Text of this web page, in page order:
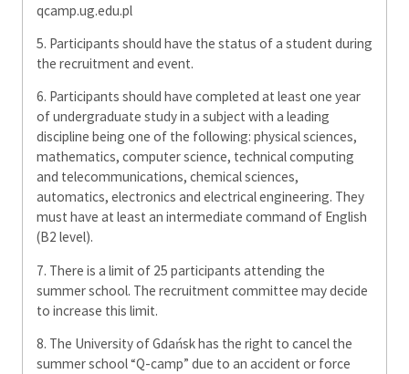
qcamp.ug.edu.pl
5. Participants should have the status of a student during
the recruitment and event.
6. Participants should have completed at least one year
of undergraduate study in a subject with a leading
discipline being one of the following: physical sciences,
mathematics, computer science, technical computing
and telecommunications, chemical sciences,
automatics, electronics and electrical engineering. They
must have at least an intermediate command of English
(B2 level).
7. There is a limit of 25 participants attending the
summer school. The recruitment committee may decide
to increase this limit.
8. The University of Gdańsk has the right to cancel the
summer school “Q-camp” due to an accident or force